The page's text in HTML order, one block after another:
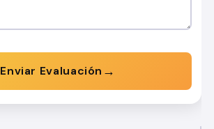
Enviar Evaluación →